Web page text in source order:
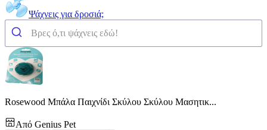
Ψάχνεις για δροσιά;
Rosewood Μπάλα Παιχνίδι Σκύλου Σκύλου Μασητικ...
Από Genius Pet